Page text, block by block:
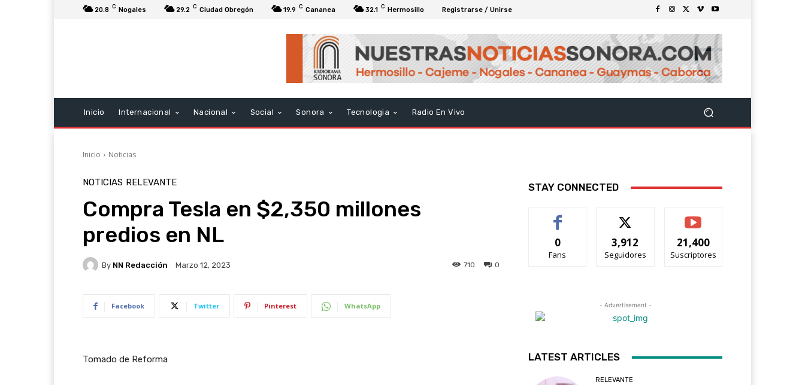
20.8 C Nogales 29.2 C Ciudad Obregón 19.9 C Cananea 32.1 C Hermosillo Registrarse / Unirse
Inicio Internacional Nacional Social Sonora Tecnologia Radio En Vivo
Inicio Noticias
NOTICIAS RELEVANTE
Compra Tesla en $2,350 millones
predios en NL
By NN Redacción Marzo 12, 2023 0
710
Facebook Twitter Pinterest WhatsApp
Tomado de Reforma
STAY CONNECTED
0
Fans
3,912
Seguidores
21,400
Suscriptores
- Advertisement -
LATEST ARTICLES
RELEVANTE